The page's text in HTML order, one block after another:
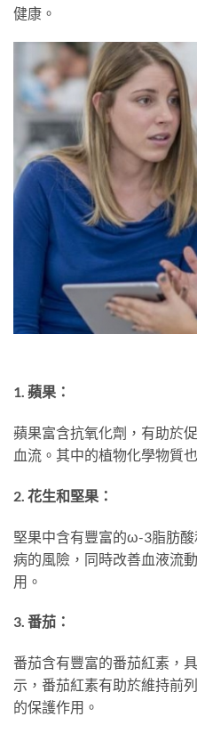
健康。
1. 蘋果：
蘋果富含抗氧化劑，有助於
血流。其中的植物化學物質
2. 花生和堅果：
堅果中含有豐富的ω-3脂肪
病的風險，同時改善血液流
用。
3. 番茄：
番茄含有豐富的番茄紅素，
示，番茄紅素有助於維持前
的保護作用。